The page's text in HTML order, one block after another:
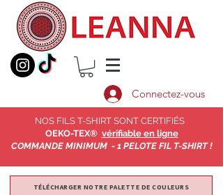
Connectez-vous
NOS FILS T-SHIRT SONT CERTIFIÉS
OEKO-TEX® vérifiable en ligne
COMMANDE MINIMUM - 1 PELOTE FIL T-SHIRT !
TÉLÉCHARGER NOTRE PALETTE DE COULEURS